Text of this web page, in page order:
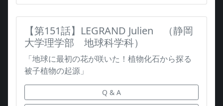
【第151話】LEGRAND Julien （静岡
大学理学部 地球科学科）
「地球に最初の花が咲いた！植物化石から探る
被子植物の起源」
Q & A